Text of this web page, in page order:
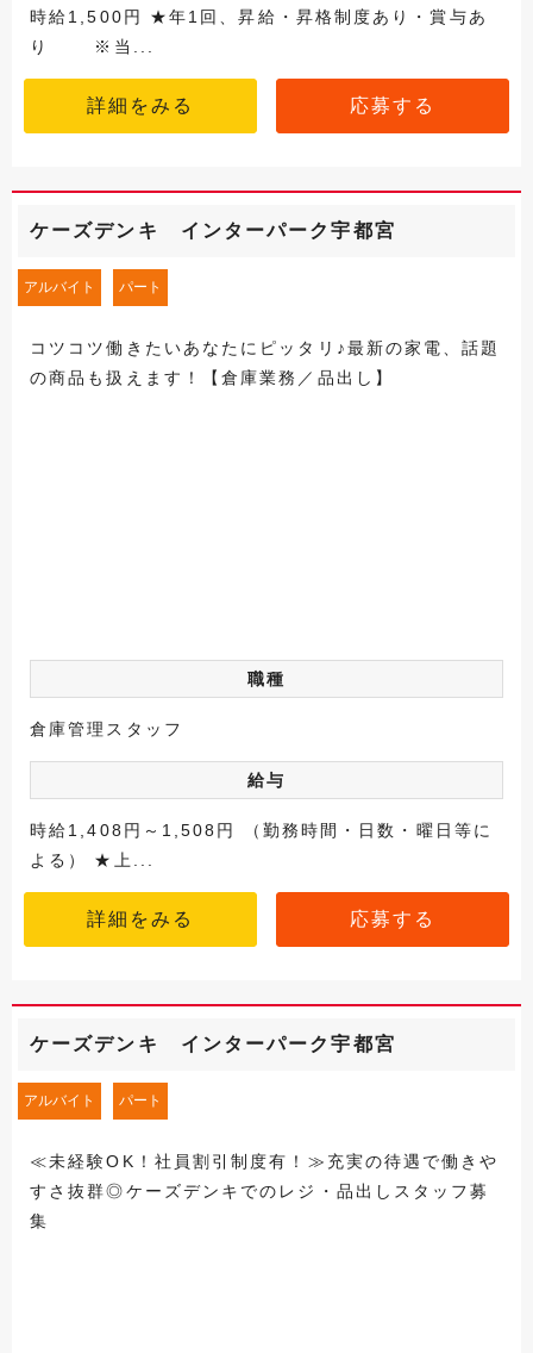
時給1,500円 ★年1回、昇給・昇格制度あり・賞与あ
り ※当...
詳細をみる 応募する
ケーズデンキ インターパーク宇都宮
アルバイト パート
コツコツ働きたいあなたにピッタリ♪最新の家電、話題
の商品も扱えます！【倉庫業務／品出し】
職種
倉庫管理スタッフ
給与
時給1,408円～1,508円 （勤務時間・日数・曜日等に
よる） ★上...
詳細をみる 応募する
ケーズデンキ インターパーク宇都宮
アルバイト パート
≪未経験OK！社員割引制度有！≫充実の待遇で働きや
すさ抜群◎ケーズデンキでのレジ・品出しスタッフ募
集